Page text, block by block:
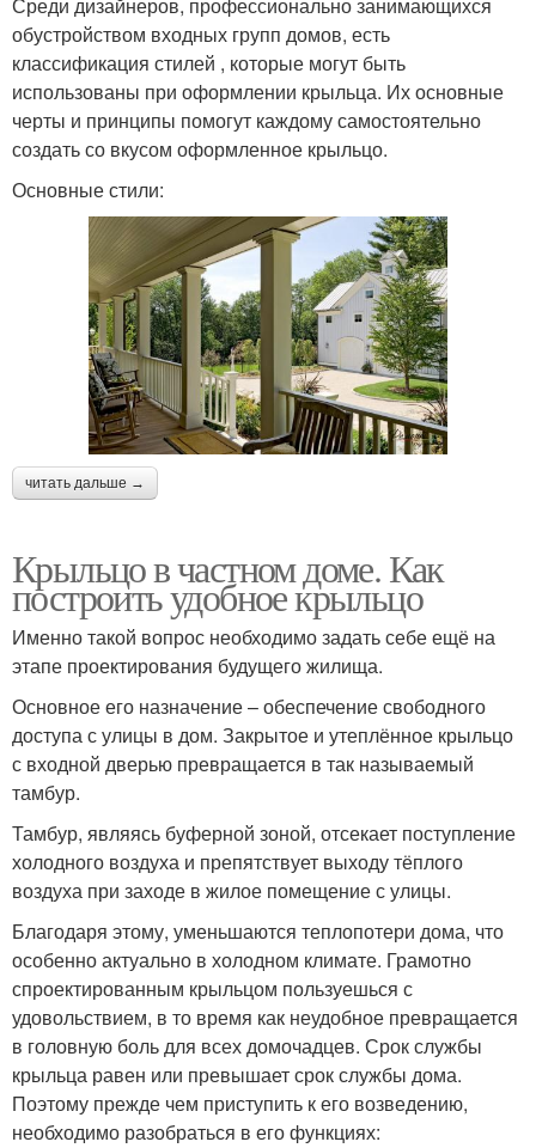
обустройством входных групп домов, есть
классификация стилей , которые могут быть
использованы при оформлении крыльца. Их основные
черты и принципы помогут каждому самостоятельно
создать со вкусом оформленное крыльцо.
Основные стили:
читать дальше →
Крыльцо в частном доме. Как
построить удобное крыльцо
Именно такой вопрос необходимо задать себе ещё на
этапе проектирования будущего жилища.
Основное его назначение – обеспечение свободного
доступа с улицы в дом. Закрытое и утеплённое крыльцо
с входной дверью превращается в так называемый
тамбур.
Тамбур, являясь буферной зоной, отсекает поступление
холодного воздуха и препятствует выходу тёплого
воздуха при заходе в жилое помещение с улицы.
Благодаря этому, уменьшаются теплопотери дома, что
особенно актуально в холодном климате. Грамотно
спроектированным крыльцом пользуешься с
удовольствием, в то время как неудобное превращается
в головную боль для всех домочадцев. Срок службы
крыльца равен или превышает срок службы дома.
Поэтому прежде чем приступить к его возведению,
необходимо разобраться в его функциях: